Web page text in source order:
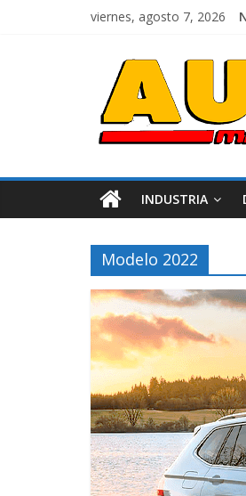
viernes, agosto 7, 2026
INDUSTRIA
Modelo 2022
Movilidad Varios
GM reafirma su
compromiso con
más segura y conectada